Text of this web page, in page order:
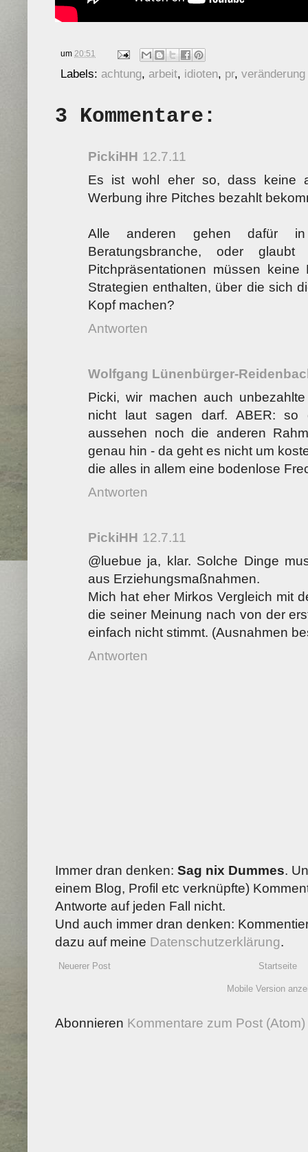
um 20:51
Labels: achtung, arbeit, idioten, pr, veränderung
3 Kommentare:
PickiHH 12.7.11
Es ist wohl eher so, dass keine
Werbung ihre Pitches bezahlt
Alle anderen gehen dafür in
Beratungsbranche, oder
Pitchpräsentationen müssen
Strategien enthalten, über die sich
Kopf machen?
Antworten
Wolfgang Lünenbürger-
Picki, wir machen auch
nicht laut sagen darf. ABER: so
aussehen noch die anderen
genau hin - da geht es nicht um
die alles in allem eine bodenlose
Antworten
PickiHH 12.7.11
@luebue ja, klar. Solche Dinge
aus Erziehungsmaßnahmen.
Mich hat eher Mirkos Vergleich mit
die seiner Meinung nach von der
einfach nicht stimmt. (Ausnahmen
Antworten
Immer dran denken: Sag nix Dummes.
einem Blog, Profil etc verknüpfte)
Antworte auf jeden Fall nicht.
Und auch immer dran denken:
dazu auf meine Datenschutzerklärung.
Neuerer Post Startseite
Mobile Version
Abonnieren Kommentare zum Post (Atom)